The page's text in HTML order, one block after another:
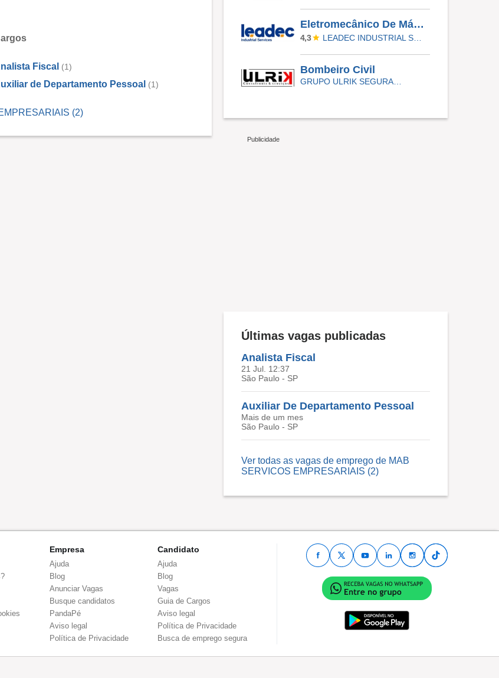
Fiscal (1)
de Departamento Pessoal (1)
(2)
Eletromecânico De Máquinas Operatrizes
4,3
Bombeiro Civil
Últimas vagas publicadas
Analista Fiscal
21 Jul. 12:37
São Paulo - SP
Auxiliar De Departamento Pessoal
Mais de um mes
São Paulo - SP
Ver todas as vagas de emprego de MAB
SERVICOS EMPRESARIAIS (2)
Empresa
Ajuda
Blog
Anunciar Vagas
Busque candidatos
PandaPé
Aviso legal
Política de Privacidade
Candidato
Ajuda
Blog
Vagas
Guia de Cargos
Aviso legal
Política de Privacidade
Busca de emprego segura